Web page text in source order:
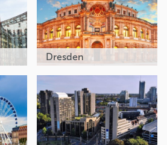
Dresden